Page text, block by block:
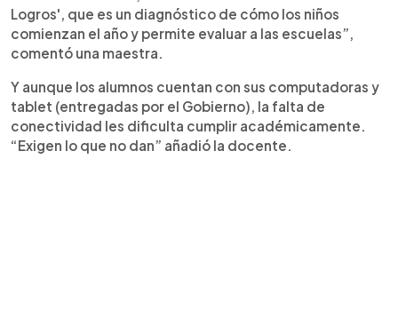
Logros', que es un diagnóstico de cómo los niños
comienzan el año y permite evaluar a las escuelas”,
comentó una maestra.
Y aunque los alumnos cuentan con sus computadoras y
tablet (entregadas por el Gobierno), la falta de
conectividad les dificulta cumplir académicamente.
“Exigen lo que no dan” añadió la docente.